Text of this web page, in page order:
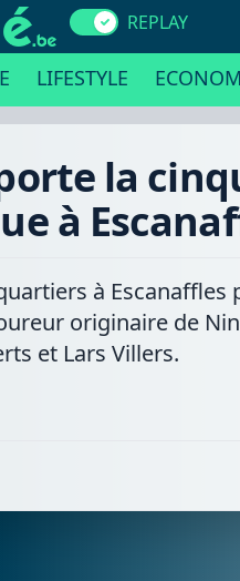
REPLAY
LIFESTYLE
la
à
à
originaire de
et Lars Villers.